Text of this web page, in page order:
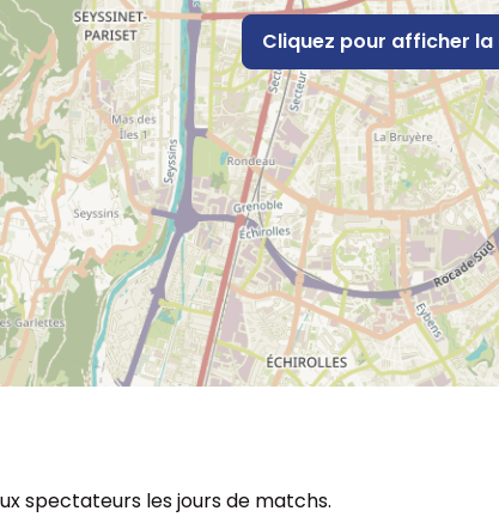
Cliquez pour afficher
spectateurs les jours de matchs.